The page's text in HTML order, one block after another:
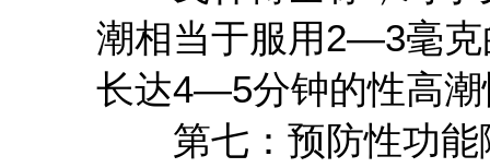
潮相当于服用2—3毫克
长达4—5分钟的性高
第七：预防性功能